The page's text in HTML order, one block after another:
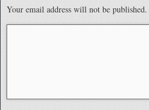
Your email address will not be published.